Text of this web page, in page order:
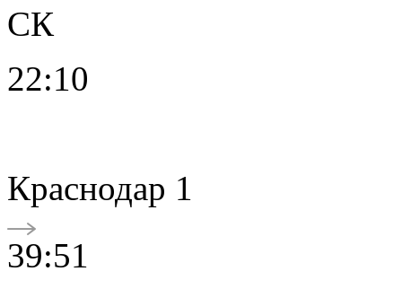
СК
22:10
Краснодар 1
39:51